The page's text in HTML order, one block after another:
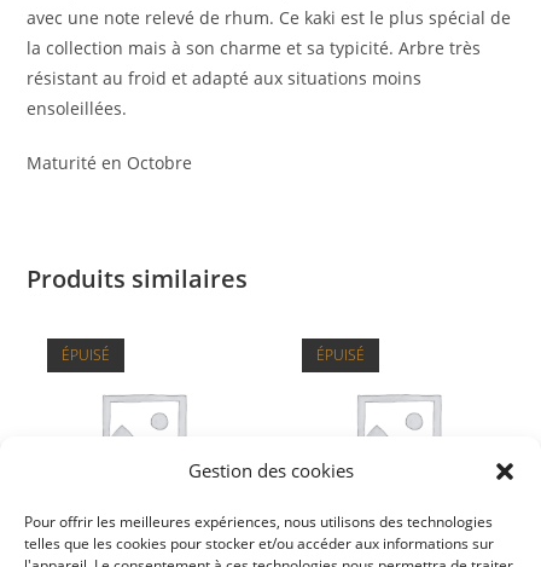
Gestion des cookies
Pour offrir les meilleures expériences, nous utilisons des technologies
telles que les cookies pour stocker et/ou accéder aux informations sur
avec une note relevé de rhum. Ce kaki est le plus spécial de
la collection mais à son charme et sa typicité. Arbre très
résistant au froid et adapté aux situations moins
ensoleillées.
Maturité en Octobre
Produits similaires
ÉPUISÉ ÉPUISÉ